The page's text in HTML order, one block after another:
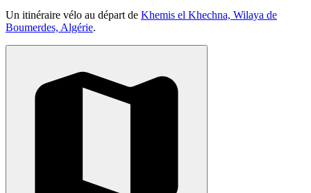
Un itinéraire vélo au départ de Khemis el Khechna, Wilaya de
Boumerdes, Algérie.